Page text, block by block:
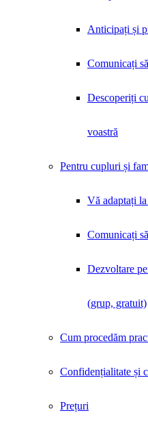
Anticipați și
Comunicați
Descoperiți
voastră
Pentru cupluri și
Vă adaptați
Comunicați
Dezvoltare
(grup, gratuit)
Cum procedăm
Confidențialitate și
Prețuri